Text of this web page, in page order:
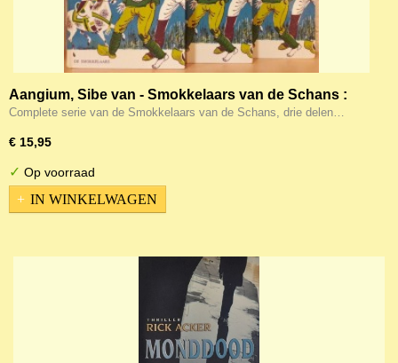
Aangium, Sibe van - Smokkelaars van de Schans :
complete serie!
Complete serie van de Smokkelaars van de Schans, drie delen…
€ 15,95
✓ Op voorraad
IN WINKELWAGEN